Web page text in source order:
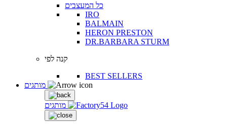
כל המעצבים
IRO
BALMAIN
HERON PRESTON
DR.BARBARA STURM
קנה לפי
BEST SELLERS
מותגים